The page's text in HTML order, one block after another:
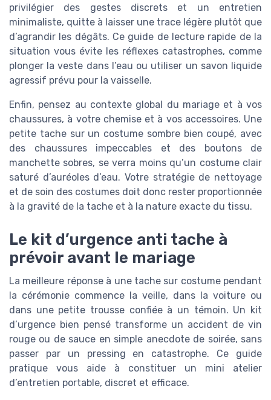
privilégier des gestes discrets et un entretien
minimaliste, quitte à laisser une trace légère plutôt que
d’agrandir les dégâts. Ce guide de lecture rapide de la
situation vous évite les réflexes catastrophes, comme
plonger la veste dans l’eau ou utiliser un savon liquide
agressif prévu pour la vaisselle.
Enfin, pensez au contexte global du mariage et à vos
chaussures, à votre chemise et à vos accessoires. Une
petite tache sur un costume sombre bien coupé, avec
des chaussures impeccables et des boutons de
manchette sobres, se verra moins qu’un costume clair
saturé d’auréoles d’eau. Votre stratégie de nettoyage
et de soin des costumes doit donc rester proportionnée
à la gravité de la tache et à la nature exacte du tissu.
Le kit d’urgence anti tache à
prévoir avant le mariage
La meilleure réponse à une tache sur costume pendant
la cérémonie commence la veille, dans la voiture ou
dans une petite trousse confiée à un témoin. Un kit
d’urgence bien pensé transforme un accident de vin
rouge ou de sauce en simple anecdote de soirée, sans
passer par un pressing en catastrophe. Ce guide
pratique vous aide à constituer un mini atelier
d’entretien portable, discret et efficace.